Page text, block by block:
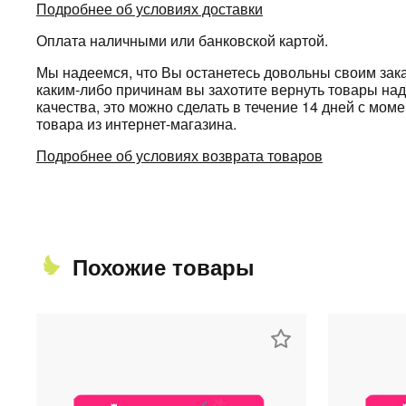
Подробнее об условиях доставки
Оплата наличными или банковской картой.
Мы надеемся, что Вы останетесь довольны своим
каким-либо причинам вы захотите вернуть товары
качества, это можно сделать в течение 14 дней с
товара из интернет-магазина.
Подробнее об условиях возврата товаров
Похожие товары